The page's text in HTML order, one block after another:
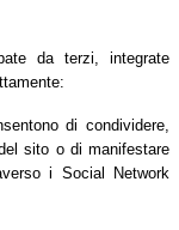
da terzi, integrate
di condividere,
sito o di manifestare
i Social Network